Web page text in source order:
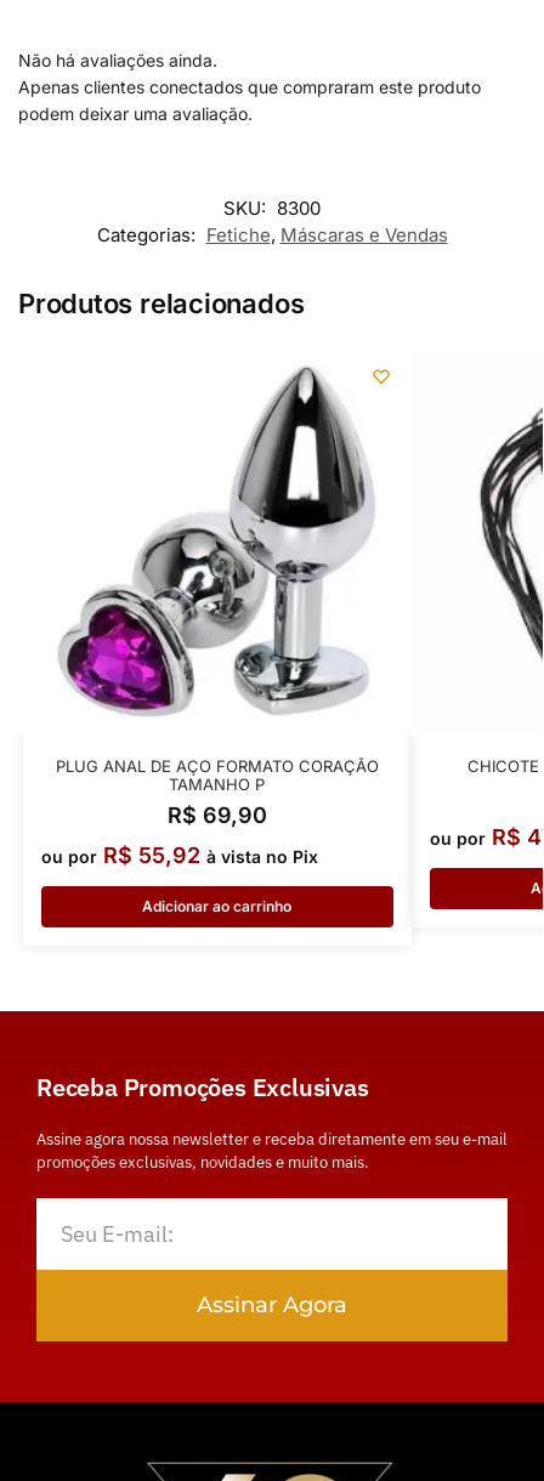
Não há avaliações ainda.
Apenas clientes conectados que compraram este produto
podem deixar uma avaliação.
SKU: 8300
Categorias: Fetiche, Máscaras e Vendas
Produtos relacionados
PLUG ANAL DE AÇO FORMATO CORAÇÃO
TAMANHO P
R$ 69,90
ou por R$ 55,92 à vista no Pix
Adicionar ao carrinho
CHICOTE
ou por R$
Receba Promoções Exclusivas
Assine agora nossa newsletter e receba diretamente em seu e-mail
promoções exclusivas, novidades e muito mais.
Assinar Agora